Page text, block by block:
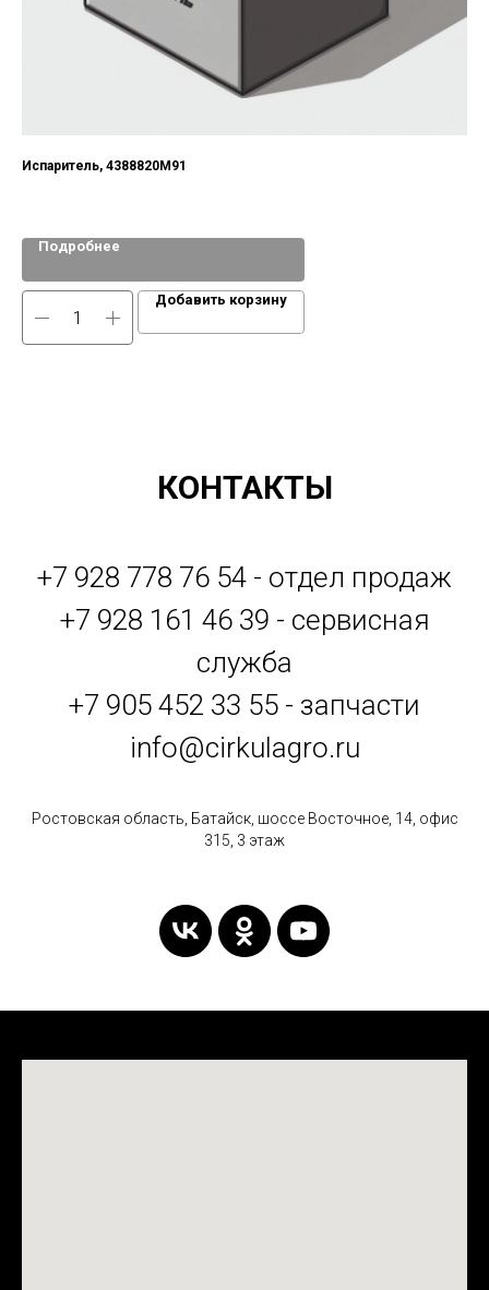
Испаритель, 4388820M91
Подробнее
Добавить корзину
КОНТАКТЫ
+7 928 778 76 54 - отдел продаж
+7 928 161 46 39 - сервисная
служба
+7 905 452 33 55 - запчасти
info@cirkulagro.ru
Ростовская область, Батайск, шоссе Восточное, 14, офис
315, 3 этаж